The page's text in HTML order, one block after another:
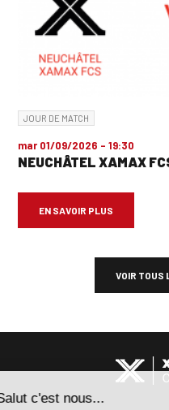
JOUR DE MATCH
mar 01/09/2026 - 19:30
NEUCHÂTEL XAMAX
EN SAVOIR PLUS
VOIR TOUS